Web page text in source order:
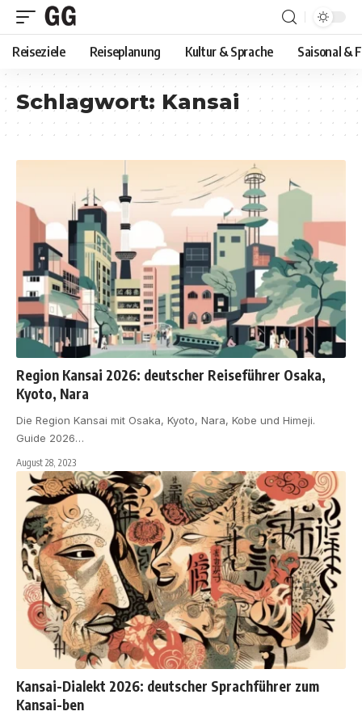
Reiseziele Reiseplanung Kultur & Sprache Saisonal &
Schlagwort: Kansai
Region Kansai 2026: deutscher Reiseführer Osaka,
Kyoto, Nara
Die Region Kansai mit Osaka, Kyoto, Nara, Kobe und Himeji.
Guide 2026…
August 28, 2023
Kansai-Dialekt 2026: deutscher Sprachführer zum
Kansai-ben